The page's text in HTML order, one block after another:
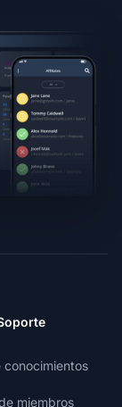
conocimientos
miembros